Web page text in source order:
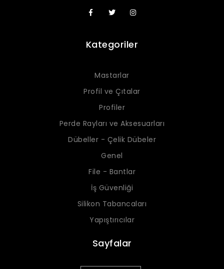
Kategoriler
Mastarlar
Profil ve Çıtalar
Profiler
Perde Rayları ve Aksesuarları
Dübeller - Çelik Dübeler
Genel
File - Bantlar
İş Güvenliği
Silikon Tabancaları
Yapıştırıcılar
Sayfalar